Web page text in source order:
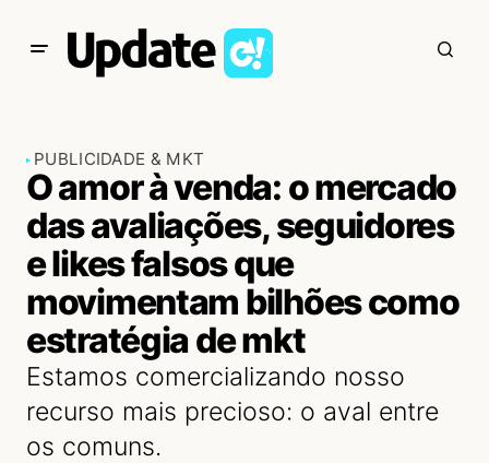
PUBLICIDADE & MKT
O amor à venda: o mercado
das avaliações, seguidores
e likes falsos que
movimentam bilhões como
estratégia de mkt
Estamos comercializando nosso
recurso mais precioso: o aval entre
os comuns.